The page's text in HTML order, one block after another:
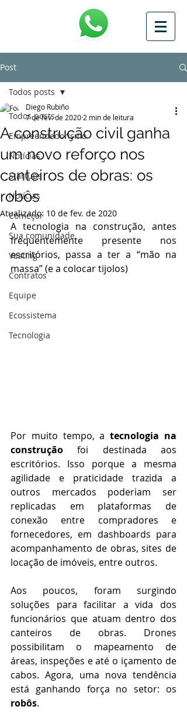
Post
Todos posts
Empreendedorismo
Notícias
Startups
Notícias
Começar
Sua comunidade
Vesting
Contratos
Equipe
Ecossistema
Tecnologia
Todos posts
A construção civil ganha
um novo reforço nos
canteiros de obras: os
robôs
Diego Rubiño
7 de fev. de 2020 2 min de leitura
Atualizado: 10 de fev. de 2020
A tecnologia na construção, antes
frequentemente presente nos
escritórios, passa a ter a “mão na
massa” (e a colocar tijolos)
Por muito tempo, a tecnologia na
construção foi destinada aos
escritórios. Isso porque a mesma
agilidade e praticidade trazida a
outros mercados poderiam ser
replicadas em plataformas de
conexão entre compradores e
fornecedores, em dashboards para
acompanhamento de obras, sites de
locação de imóveis, entre outros.
Aos poucos, foram surgindo
soluções para facilitar a vida dos
funcionários que atuam dentro dos
canteiros de obras. Drones
possibilitam o mapeamento de
áreas, inspeções e até o içamento de
cabos. Agora, uma nova tendência
robôs.